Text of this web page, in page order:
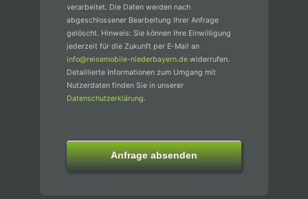
verarbeitet. Die Daten werden nach
abgeschlossener Bearbeitung Ihrer Anfrage
gelöscht. Hinweis: Sie können Ihre Einwilligung
jederzeit für die Zukunft per E-Mail an
info@reisemobile-niederbayern.de widerrufen.
Detaillierte Informationen zum Umgang mit
Nutzerdaten finden Sie in unserer
Datenschutzerklärung.
Anfrage absenden